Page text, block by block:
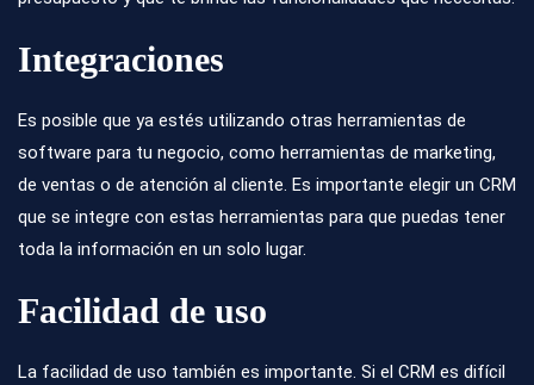
Integraciones
Es posible que ya estés utilizando otras herramientas de
software para tu negocio, como herramientas de marketing,
de ventas o de atención al cliente. Es importante elegir un CRM
que se integre con estas herramientas para que puedas tener
toda la información en un solo lugar.
Facilidad de uso
La facilidad de uso también es importante. Si el CRM es difícil